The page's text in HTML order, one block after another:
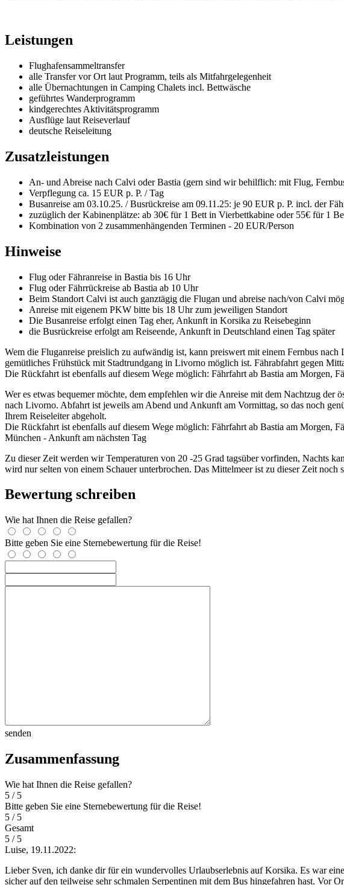
Leistungen
Flughafensammeltransfer
alle Transfer vor Ort laut Programm, teils als Mitfahrgelegenheit
alle Übernachtungen in Camping Chalets incl. Bettwäsche
geführtes Wanderprogramm
kindgerechtes Aktivitätsprogramm
Ausflüge laut Reiseverlauf
deutsche Reiseleitung
Zusatzleistungen
An- und Abreise nach Calvi oder Bastia (gern sind wir behilflich: mit Flug,
Verpflegung ca. 15 EUR p. P. / Tag
Busanreise am 03.10.25. / Busrückreise am 09.11.25: je 90 EUR p. P. incl. der
zuzüglich der Kabinenplätze: ab 30€ für 1 Bett in Vierbettkabine oder 55€ für 1
Kombination von 2 zusammenhängenden Terminen - 20 EUR/Person
Hinweise
Flug oder Fähranreise in Bastia bis 16 Uhr
Flug oder Fährrückreise ab Bastia ab 10 Uhr
Beim Standort Calvi ist auch ganztägig die Flugan und abreise nach/von Calvi
Anreise mit eigenem PKW bitte bis 18 Uhr zum jeweiligen Standort
Die Busanreise erfolgt einen Tag eher, Ankunft in Korsika zu Reisebeginn
die Busrückreise erfolgt am Reiseende, Ankunft in Deutschland einen Tag später
Wem die Fluganreise preislich zu aufwändig ist, kann preiswert mit einem Fernbus
gemütliches Frühstück mit Stadtrundgang in Livorno möglich ist. Fährabfahrt gegen
Die Rückfahrt ist ebenfalls auf diesem Wege möglich: Fährfahrt ab Bastia am Morgen,
Wer es etwas bequemer möchte, dem empfehlen wir die Anreise mit dem Nachtzug
nach Livorno. Abfahrt ist jeweils am Abend und Ankunft am Vormittag, so das noch
Ihrem Reiseleiter abgeholt.
Die Rückfahrt ist ebenfalls auf diesem Wege möglich: Fährfahrt ab Bastia am Morgen,
München - Ankunft am nächsten Tag
Zu dieser Zeit werden wir Temperaturen von 20 -25 Grad tagsüber vorfinden, Nachts
wird nur selten von einem Schauer unterbrochen. Das Mittelmeer ist zu dieser Zeit noch
Bewertung schreiben
Wie hat Ihnen die Reise gefallen?
Bitte geben Sie eine Sternebewertung für die Reise!
senden
Zusammenfassung
Wie hat Ihnen die Reise gefallen?
5 / 5
Bitte geben Sie eine Sternebewertung für die Reise!
5 / 5
Gesamt
5 / 5
Luise, 19.11.2022:
Lieber Sven, ich danke dir für ein wundervolles Urlaubserlebnis auf Korsika. Es war
sicher auf den teilweise sehr schmalen Serpentinen mit dem Bus hingefahren hast. Vor